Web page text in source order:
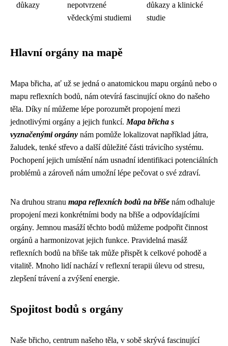
důkazy
nepotvrzené
vědeckými studiemi
důkazy a klinické
studie
Hlavní orgány na mapě
Mapa břicha, ať už se jedná o anatomickou mapu orgánů nebo o
mapu reflexních bodů, nám otevírá fascinující okno do našeho
těla. Díky ní můžeme lépe porozumět propojení mezi
jednotlivými orgány a jejich funkcí. Mapa břicha s
vyznačenými orgány nám pomůže lokalizovat například játra,
žaludek, tenké střevo a další důležité části trávicího systému.
Pochopení jejich umístění nám usnadní identifikaci potenciálních
problémů a zároveň nám umožní lépe pečovat o své zdraví.
Na druhou stranu mapa reflexních bodů na břiše nám odhaluje
propojení mezi konkrétními body na břiše a odpovídajícími
orgány. Jemnou masáží těchto bodů můžeme podpořit činnost
orgánů a harmonizovat jejich funkce. Pravidelná masáž
reflexních bodů na břiše tak může přispět k celkové pohodě a
vitalitě. Mnoho lidí nachází v reflexní terapii úlevu od stresu,
zlepšení trávení a zvýšení energie.
Spojitost bodů s orgány
Naše břicho, centrum našeho těla, v sobě skrývá fascinující